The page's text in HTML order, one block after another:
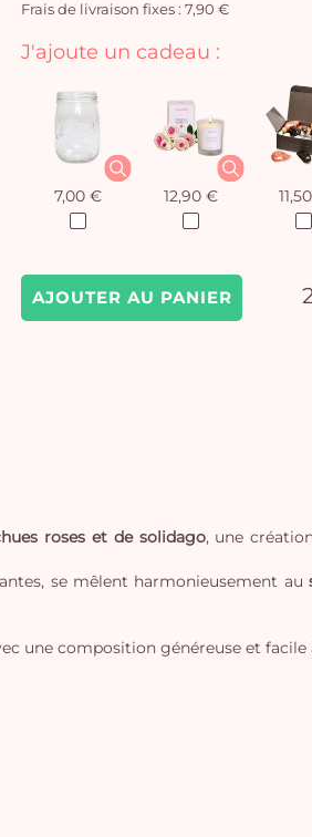
Frais de livraison fixes : 7,90 €
AJOUTER AU PANIER
J'ajoute un cadeau :
7,00 € 12,90 €
roses et de solidago, une
se mêlent harmonieusement au
une composition généreuse et facile